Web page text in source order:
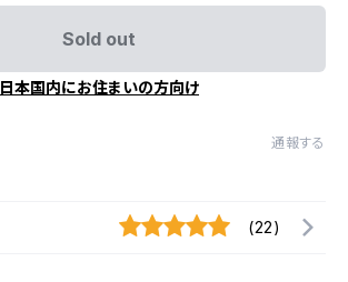
Sold out
日本国内にお住まいの方向け
通報する
(22)